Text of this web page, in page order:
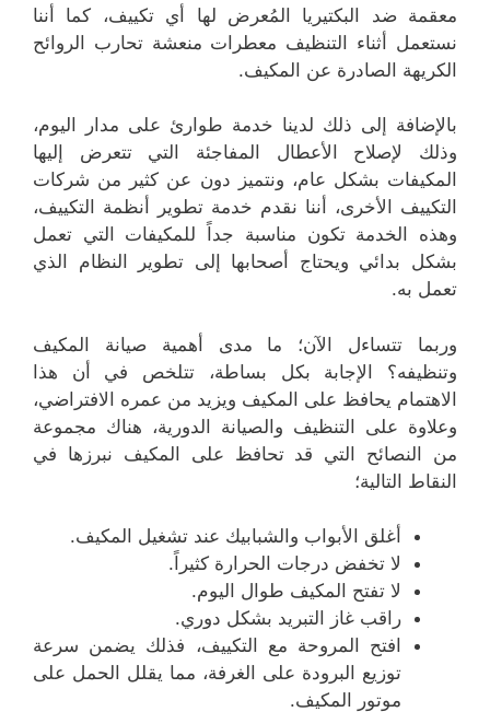
معقمة ضد البكتيريا المُعرض لها أي تكييف، كما أننا
نستعمل أثناء التنظيف معطرات منعشة تحارب الروائح
الكريهة الصادرة عن المكيف.
بالإضافة إلى ذلك لدينا خدمة طوارئ على مدار اليوم،
وذلك لإصلاح الأعطال المفاجئة التي تتعرض إليها
المكيفات بشكل عام، ونتميز دون عن كثير من شركات
التكييف الأخرى، أننا نقدم خدمة تطوير أنظمة التكييف،
وهذه الخدمة تكون مناسبة جداً للمكيفات التي تعمل
بشكل بدائي ويحتاج أصحابها إلى تطوير النظام الذي
تعمل به.
وربما تتساءل الآن؛ ما مدى أهمية صيانة المكيف
وتنظيفه؟ الإجابة بكل بساطة، تتلخص في أن هذا
الاهتمام يحافظ على المكيف ويزيد من عمره الافتراضي،
وعلاوة على التنظيف والصيانة الدورية، هناك مجموعة
من النصائح التي قد تحافظ على المكيف نبرزها في
النقاط التالية؛
أغلق الأبواب والشبابيك عند تشغيل المكيف.
لا تخفض درجات الحرارة كثيراً.
لا تفتح المكيف طوال اليوم.
راقب غاز التبريد بشكل دوري.
افتح المروحة مع التكييف، فذلك يضمن سرعة
توزيع البرودة على الغرفة، مما يقلل الحمل على
موتور المكيف.